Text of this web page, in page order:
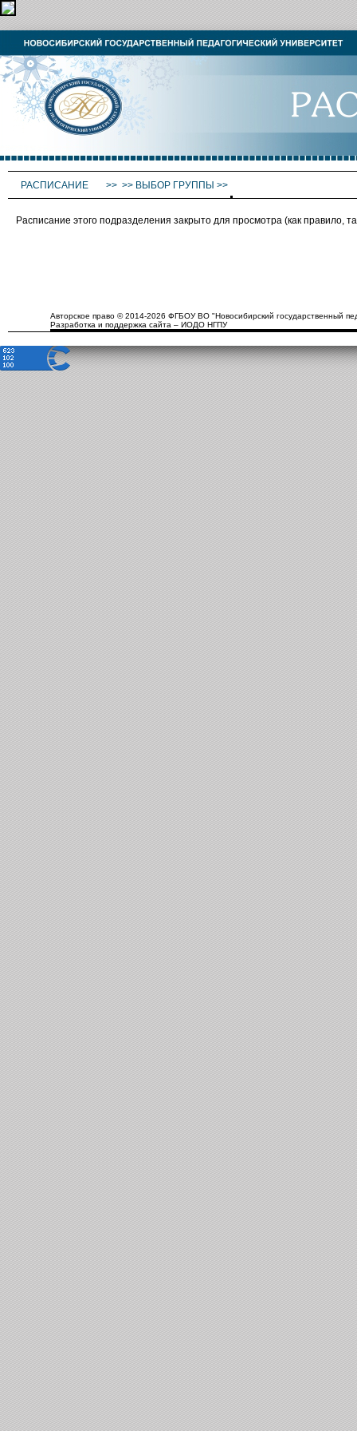
РАСПИСАНИЕ >> >> ВЫБОР ГРУППЫ >>
Расписание этого подразделения закрыто для просмотра (как
Авторское право © 2014-2026 ФГБОУ ВО "Новосибирский государственный
Разработка и поддержка сайта – ИОДО НГПУ